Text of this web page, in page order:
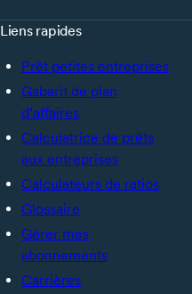
Liens rapides
Prêt petites entreprises
Gabarit de plan
d’affaires
Calculatrice de prêts
aux entreprises
Calculateurs de ratios
Glossaire
Gérer mes
abonnements
Carrières